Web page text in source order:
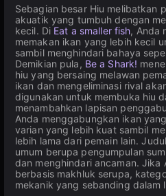
Sebagian besar Hiu melibatkan
akuatik yang tumbuh dengan
kecil. Di Eat a smaller fish, Anda
memakan ikan yang lebih kecil
sambil menghindari bahaya
Demikian pula, Be a Shark!
hiu yang bersaing melawan
ikan dan mengeliminasi rival
digunakan untuk membuka hiu
menambahkan lapisan
Anda menggabungkan ikan
varian yang lebih kuat sambil
lebih lama dari pemain lain.
umum berupa pengumpulan
dan menghindari ancaman. Jika
berbasis makhluk serupa,
mekanik yang sebanding dalam